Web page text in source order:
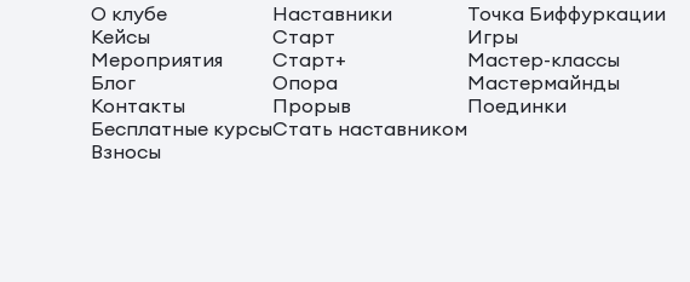
О клубе
Кейсы
Мероприятия
Блог
Контакты
Бесплатные курсы
Взносы
Наставники
Старт
Старт+
Опора
Прорыв
Стать наставником
Точка Биффуркации
Игры
Мастер-классы
Мастермайнды
Поединки